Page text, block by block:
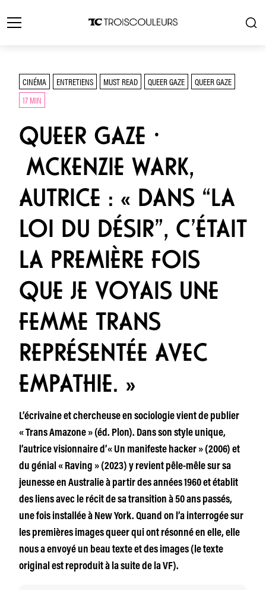
CINÉMA ENTRETIENS MUST READ QUEER GAZE
QUEER GAZE
17 MIN
QUEER GAZE ⸱
MCKENZIE WARK,
AUTRICE : « DANS “LA
LOI DU DÉSIR”, C’ÉTAIT
LA PREMIÈRE FOIS
QUE JE VOYAIS UNE
FEMME TRANS
REPRÉSENTÉE AVEC
EMPATHIE. »
L’écrivaine et chercheuse en sociologie vient de publier
« Trans Amazone » (éd. Plon). Dans son style unique,
l’autrice visionnaire d’« Un manifeste hacker » (2006) et
du génial « Raving » (2023) y revient pêle-mêle sur sa
jeunesse en Australie à partir des années 1960 et établit
des liens avec le récit de sa transition à 50 ans passés,
une fois installée à New York. Quand on l’a interrogée sur
les premières images queer qui ont résonné en elle, elle
nous a envoyé un beau texte et des images (le texte
original est reproduit à la suite de la VF).